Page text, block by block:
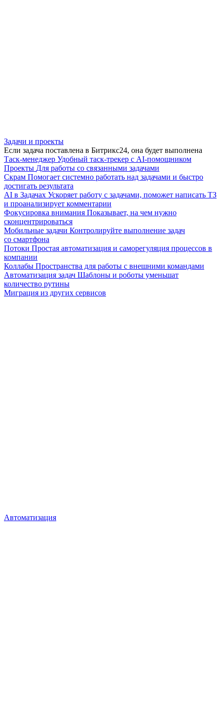
Задачи и проекты
Если задача поставлена в Битрикс24, она будет выполнена
Таск-менеджер Удобный таск-трекер с AI-помощником
Проекты Для работы со связанными задачами
Скрам Помогает системно работать над задачами и быстро
достигать результата
AI в Задачах Ускоряет работу с задачами, поможет написать ТЗ
и проанализирует комментарии
Фокусировка внимания Показывает, на чем нужно
сконцентрироваться
Мобильные задачи Контролируйте выполнение задач
со смартфона
Потоки Простая автоматизация и саморегуляция процессов в
компании
Коллабы Пространства для работы с внешними командами
Автоматизация задач Шаблоны и роботы уменьшат
количество рутины
Миграция из других сервисов
Автоматизация